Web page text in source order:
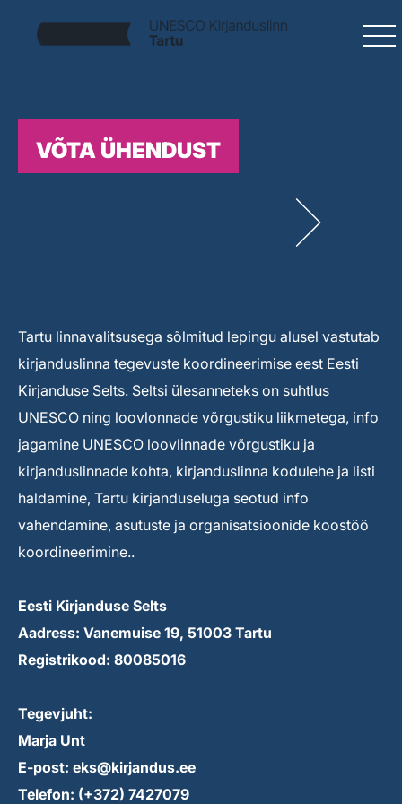
VÕTA ÜHENDUST
Tartu linnavalitsusega sõlmitud lepingu alusel vastutab
kirjanduslinna tegevuste koordineerimise eest Eesti
Kirjanduse Selts. Seltsi ülesanneteks on suhtlus
UNESCO ning loovlonnade võrgustiku liikmetega, info
jagamine UNESCO loovlinnade võrgustiku ja
kirjanduslinnade kohta, kirjanduslinna kodulehe ja listi
haldamine, Tartu kirjanduseluga seotud info
vahendamine, asutuste ja organisatsioonide koostöö
koordineerimine..
Eesti Kirjanduse Selts
Aadress: Vanemuise 19, 51003 Tartu
Registrikood: 80085016
Tegevjuht:
Marja Unt
E-post: eks@kirjandus.ee
Telefon: (+372) 7427079